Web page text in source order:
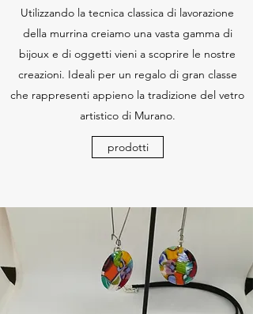
Utilizzando la tecnica classica di lavorazione
della murrina creiamo una vasta gamma di
bijoux e di oggetti vieni a scoprire le nostre
creazioni. Ideali per un regalo di gran classe
che rappresenti appieno la tradizione del vetro
artistico di Murano.
prodotti